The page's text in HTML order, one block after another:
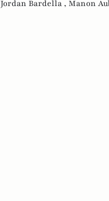
Jordan Bardella , Manon